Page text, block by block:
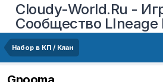
Cloudy-World.Ru -
Сообщество LIneage
Набор в КП / Клан